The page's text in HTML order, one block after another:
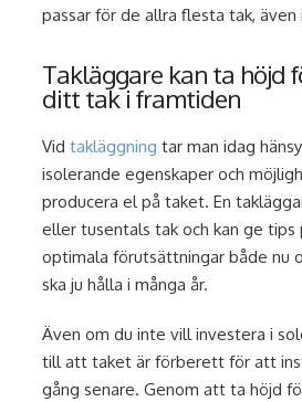
passar för de allra flesta tak,
Takläggare kan ta höjd
ditt tak i framtiden
Vidtakläggning tar man idag
isolerande egenskaper och
producera el på taket. En
eller tusentals tak och kan ge tips
optimala förutsättningar både nu
ska ju hålla i många år.
Även om du inte vill investera i
till att taket är förberett för att
gång senare. Genom att ta höjd